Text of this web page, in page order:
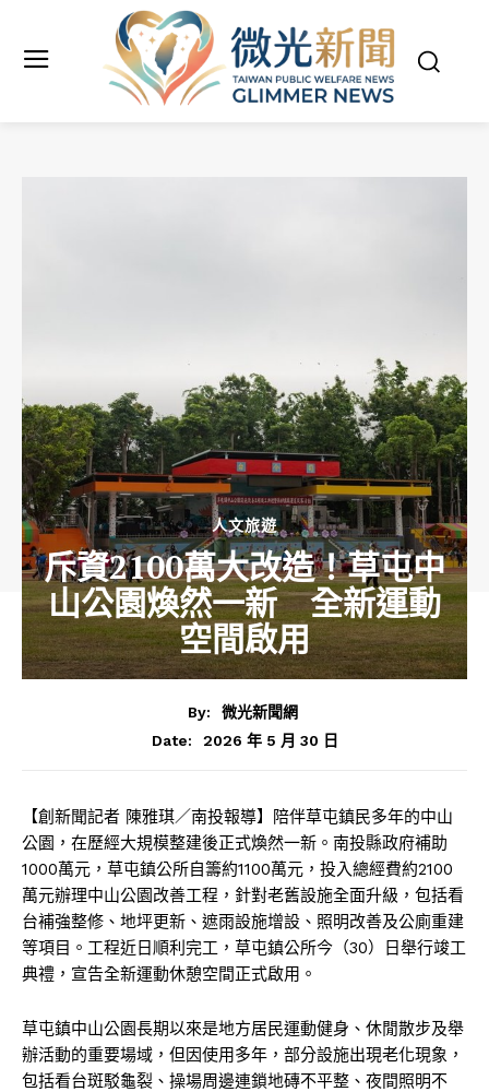
人文旅遊
斥資2100萬大改造！草屯中
山公園煥然一新 全新運動
空間啟用
By:
微光新聞網
Date:
2026 年 5 月 30 日
【創新聞記者 陳雅琪／南投報導】陪伴草屯鎮民多年的中山
公園，在歷經大規模整建後正式煥然一新。南投縣政府補助
1000萬元，草屯鎮公所自籌約1100萬元，投入總經費約2100
萬元辦理中山公園改善工程，針對老舊設施全面升級，包括看
台補強整修、地坪更新、遮雨設施增設、照明改善及公廁重建
等項目。工程近日順利完工，草屯鎮公所今（30）日舉行竣工
典禮，宣告全新運動休憩空間正式啟用。
草屯鎮中山公園長期以來是地方居民運動健身、休閒散步及舉
辦活動的重要場域，但因使用多年，部分設施出現老化現象，
包括看台斑駁龜裂、操場周邊連鎖地磚不平整、夜間照明不